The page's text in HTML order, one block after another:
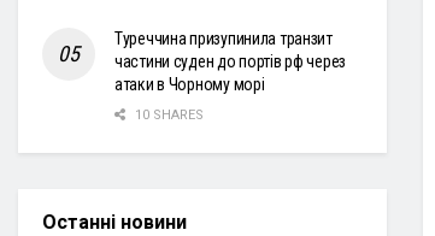
Туреччина призупинила транзит
частини суден до портів рф через
атаки в Чорному морі
10 SHARES
Останні новини